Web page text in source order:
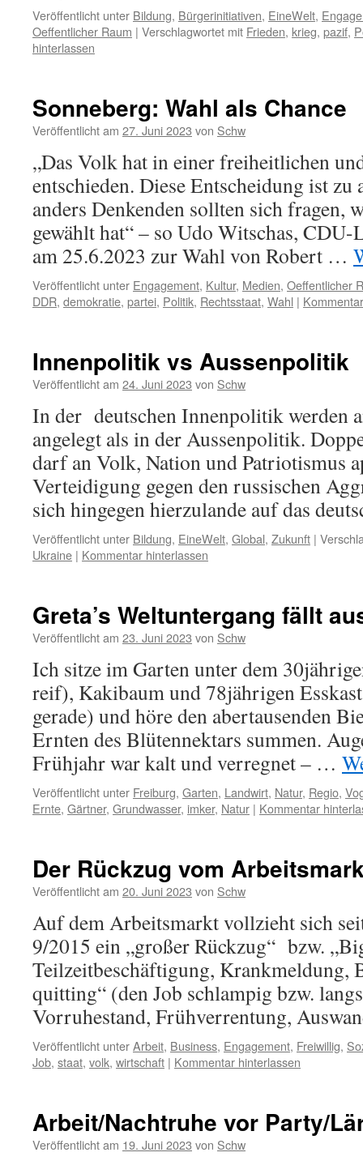
Veröffentlicht unter Bildung, Bürgerinitiativen, EineWelt,
Oeffentlicher Raum | Verschlagwortet mit Frieden, krieg, pazif,
hinterlassen
Sonneberg: Wahl als Chance
Veröffentlicht am 27. Juni 2023 von Schw
„Das Volk hat in einer freiheitlichen
entschieden. Diese Entscheidung ist
anders Denkenden sollten sich fragen,
gewählt hat“ – so Udo Witschas,
am 25.6.2023 zur Wahl von Robert …
Veröffentlicht unter Engagement, Kultur, Medien, Oeffentlicher
DDR, demokratie, partei, Politik, Rechtsstaat, Wahl |
Innenpolitik vs Aussenpolitik
Veröffentlicht am 24. Juni 2023 von Schw
In der deutschen Innenpolitik werden
angelegt als in der Aussenpolitik.
darf an Volk, Nation und Patriotismus
Verteidigung gegen den russischen
sich hingegen hierzulande auf das
Veröffentlicht unter Bildung, EineWelt, Global, Zukunft |
Ukraine | Kommentar hinterlassen
Greta’s Weltuntergang fällt
Veröffentlicht am 23. Juni 2023 von Schw
Ich sitze im Garten unter dem
reif), Kakibaum und 78jährigen
gerade) und höre den abertausenden
Ernten des Blütennektars summen.
Frühjahr war kalt und verregnet – …
Veröffentlicht unter Freiburg, Garten, Landwirt, Natur, Regio,
Ernte, Gärtner, Grundwasser, imker, Natur | Kommentar
Der Rückzug vom
Veröffentlicht am 20. Juni 2023 von Schw
Auf dem Arbeitsmarkt vollzieht sich
9/2015 ein „großer Rückzug“ bzw.
Teilzeitbeschäftigung, Krankmeldung,
quitting“ (den Job schlampig bzw.
Vorruhestand, Frühverrentung,
Veröffentlicht unterArbeit, Business, Engagement, Freiwillig,
Job, staat, volk, wirtschaft | Kommentar hinterlassen
Arbeit/Nachtruhe vor Party/
Veröffentlicht am 19. Juni 2023 von Schw